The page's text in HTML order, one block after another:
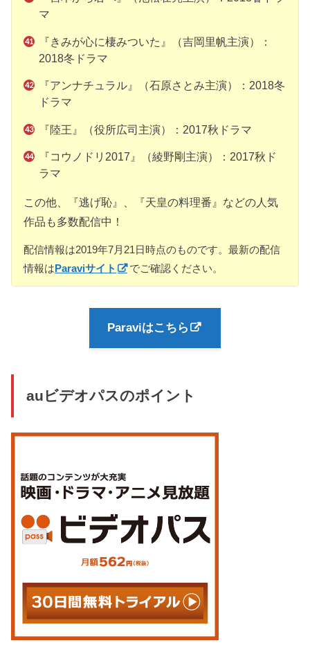
マ
『きみが心に棲みついた』（吉岡里帆主演）：
2018冬ドラマ
『アンナチュラル』（石原さとみ主演）：2018冬
ドラマ
『陸王』（役所広司主演）：2017秋ドラマ
『コウノドリ2017』（綾野剛主演）：2017秋ド
ラマ
この他、『逃げ恥』、『天皇の料理番』などの人気
作品も多数配信中！
配信情報は2019年7月21日時点のものです。最新の配信
情報はParaviサイト でご確認ください。
Paraviはこちら
auビデオパスのポイント